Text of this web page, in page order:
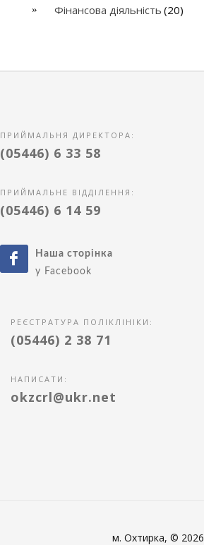
Фінансова діяльність (20)
ПРИЙМАЛЬНЯ ДИРЕКТОРА:
(05446) 6 33 58
ПРИЙМАЛЬНЕ ВІДДІЛЕННЯ:
(05446) 6 14 59
Наша сторінка
у Facebook
РЕЄСТРАТУРА ПОЛІКЛІНІКИ:
(05446) 2 38 71
НАПИСАТИ:
okzcrl@ukr.net
м. Охтирка, © 2026